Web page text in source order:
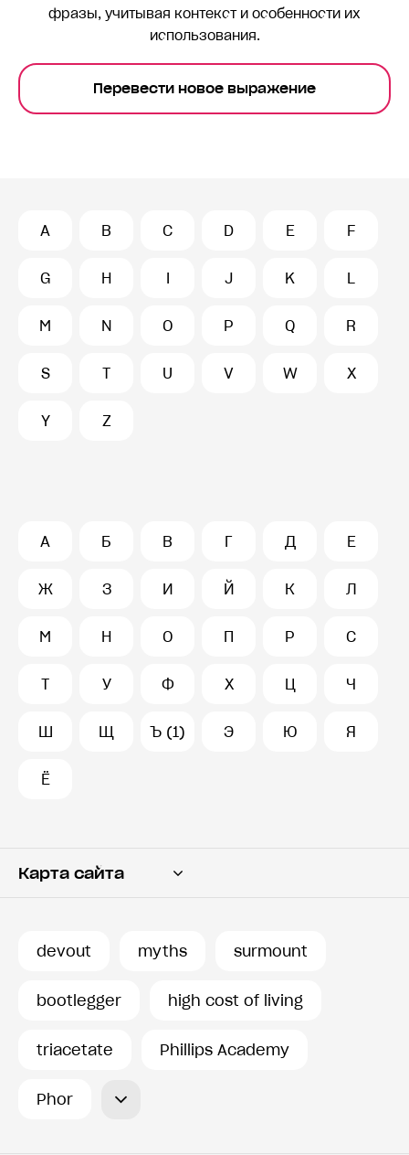
фразы, учитывая контекст и особенности их
использования.
Перевести новое выражение
A B C D E F
G H I J K L
M N O P Q R
S T U V W X
Y Z
А Б В Г Д Е
Ж З И Й К Л
М Н О П Р С
Т У Ф Х Ц Ч
Ш Щ Ъ (1) Э Ю Я
Ё
Карта сайта
devout myths surmount
bootlegger high cost of living
triacetate Phillips Academy
Phor